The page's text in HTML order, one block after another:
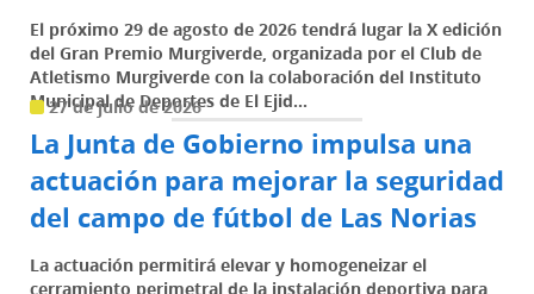
El próximo 29 de agosto de 2026 tendrá lugar la X edición
del Gran Premio Murgiverde, organizada por el Club de
Atletismo Murgiverde con la colaboración del Instituto
Municipal de Deportes de El Ejid...
27 de julio de 2026
La Junta de Gobierno impulsa una
actuación para mejorar la seguridad
del campo de fútbol de Las Norias
La actuación permitirá elevar y homogeneizar el
cerramiento perimetral de la instalación deportiva para